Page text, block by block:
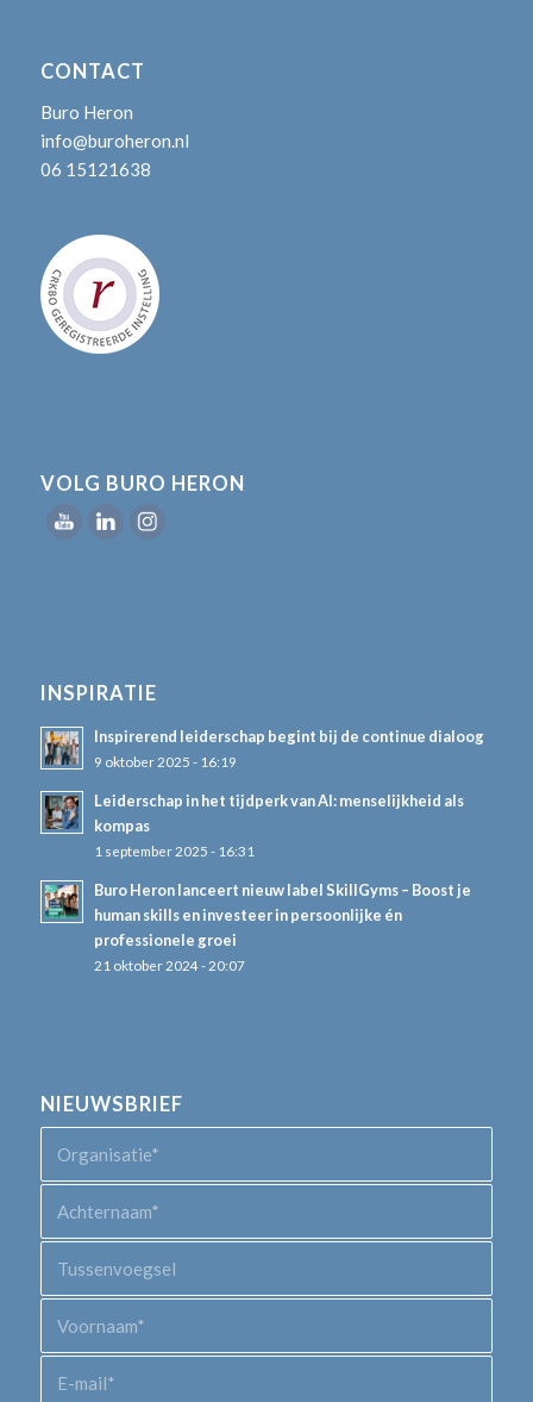
CONTACT
Buro Heron
info@buroheron.nl
06 15121638
VOLG BURO HERON
INSPIRATIE
Inspirerend leiderschap begint bij de continue dialoog
9 oktober 2025 - 16:19
Leiderschap in het tijdperk van AI: menselijkheid als
kompas
1 september 2025 - 16:31
Buro Heron lanceert nieuw label SkillGyms – Boost je
human skills en investeer in persoonlijke én
professionele groei
21 oktober 2024 - 20:07
NIEUWSBRIEF